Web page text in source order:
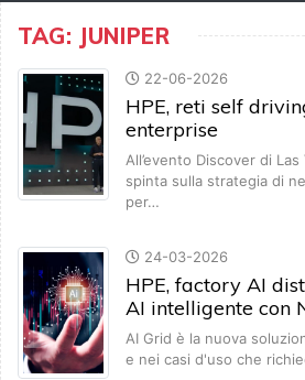
TAG: JUNIPER
22-06-2026
HPE, reti self
enterprise
All’evento Discover di
spinta sulla strategia di
per…
24-03-2026
HPE, factory AI
AI intelligente con
AI Grid è la nuova
e nei casi d'uso che